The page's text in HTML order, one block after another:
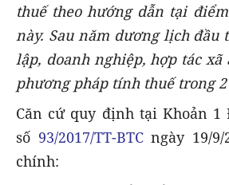
thuế theo hướng dẫn tại
này. Sau năm dương lịch
lập, doanh nghiệp, hợp tác
phương pháp tính thuế trong
Căn cứ quy định tại Khoản 1
số 93/2017/TT-BTCngày 19/9/
chính: